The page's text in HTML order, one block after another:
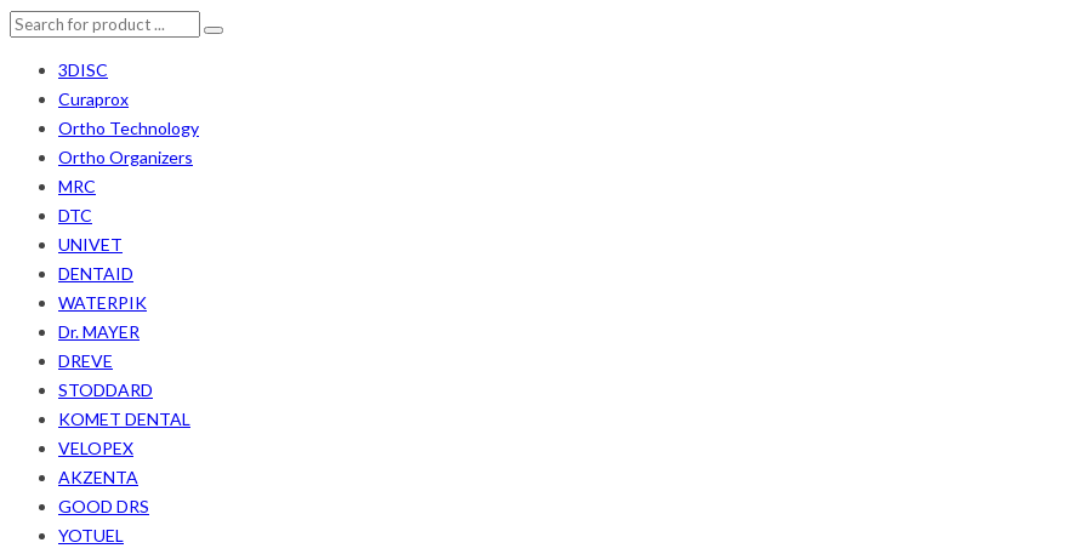
3DISC
Curaprox
Ortho Technology
Ortho Organizers
MRC
DTC
UNIVET
DENTAID
WATERPIK
Dr. MAYER
DREVE
STODDARD
KOMET DENTAL
VELOPEX
AKZENTA
GOOD DRS
YOTUEL